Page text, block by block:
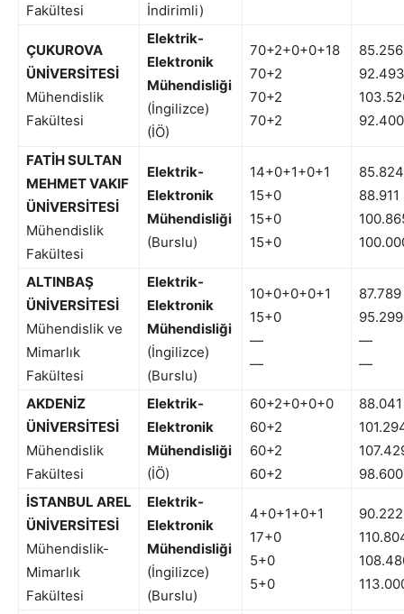
Fakültesi
İndirimli)
ÇUKUROVA
ÜNİVERSİTESİ
Mühendislik
Fakültesi
Elektrik-
Elektronik
Mühendisliği
(İngilizce)
(İÖ)
70+2+0+0+18
70+2
70+2
70+2
85.256
92.493
92.400
FATİH SULTAN
MEHMET VAKIF
ÜNİVERSİTESİ
Mühendislik
Fakültesi
Elektrik-
Elektronik
Mühendisliği
(Burslu)
14+0+1+0+1
15+0
15+0
15+0
85.824
88.911
ALTINBAŞ
ÜNİVERSİTESİ
Mühendislik ve
Mimarlık
Fakültesi
Elektrik-
Elektronik
Mühendisliği
(İngilizce)
(Burslu)
10+0+0+0+1
15+0
—
—
87.789
95.299
—
—
AKDENİZ
ÜNİVERSİTESİ
Mühendislik
Fakültesi
Elektrik-
Elektronik
Mühendisliği
(İÖ)
60+2+0+0+0
60+2
60+2
60+2
88.041
98.600
İSTANBUL AREL
ÜNİVERSİTESİ
Mühendislik-
Mimarlık
Fakültesi
Elektrik-
Elektronik
Mühendisliği
(İngilizce)
(Burslu)
4+0+1+0+1
17+0
5+0
5+0
90.222